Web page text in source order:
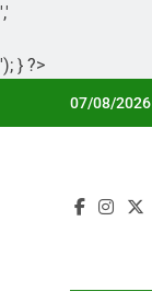
','
'); } ?>
07/08/2026